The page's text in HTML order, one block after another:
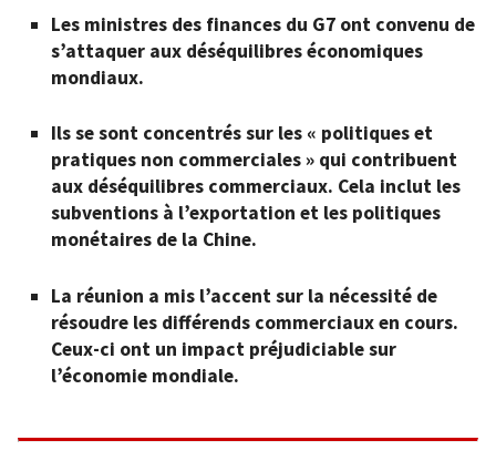
Les ministres des finances du G7 ont convenu de
s’attaquer aux déséquilibres économiques
mondiaux.
Ils se sont concentrés sur les « politiques et
pratiques non commerciales » qui contribuent
aux déséquilibres commerciaux. Cela inclut les
subventions à l’exportation et les politiques
monétaires de la Chine.
La réunion a mis l’accent sur la nécessité de
résoudre les différends commerciaux en cours.
Ceux-ci ont un impact préjudiciable sur
l’économie mondiale.